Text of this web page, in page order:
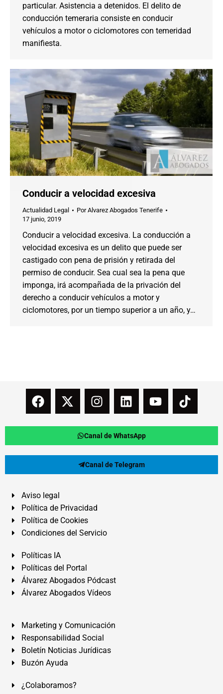
particular. Asistencia a detenidos. El delito de
conducción temeraria consiste en conducir
vehículos a motor o ciclomotores con temeridad
manifiesta.
Conducir a velocidad excesiva
Actualidad Legal PorAlvarez Abogados Tenerife
17 junio, 2019
Conducir a velocidad excesiva. La conducción a
velocidad excesiva es un delito que puede ser
castigado con pena de prisión y retirada del
permiso de conducir. Sea cual sea la pena que
imponga, irá acompañada de la privación del
derecho a conducir vehículos a motor y
ciclomotores, por un tiempo superior a un año, y…
Canal de WhatsApp
Canal de Telegram
Aviso legal
Política de Privacidad
Política de Cookies
Condiciones del Servicio
Políticas IA
Políticas del Portal
Álvarez Abogados Pódcast
Álvarez Abogados Vídeos
Marketing y Comunicación
Responsabilidad Social
Boletín Noticias Jurídicas
Buzón Ayuda
¿Colaboramos?